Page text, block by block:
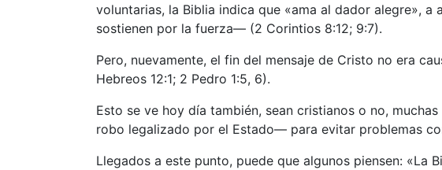
voluntarias, la Biblia indica que «ama al dador alegre»,
sostienen por la fuerza— (2 Corintios 8:12; 9:7).
Pero, nuevamente, el fin del mensaje de Cristo no era
Hebreos 12:1; 2 Pedro 1:5, 6).
Esto se ve hoy día también, sean cristianos o no,
robo legalizado por el Estado— para evitar problemas
Llegados a este punto, puede que algunos piensen: «La